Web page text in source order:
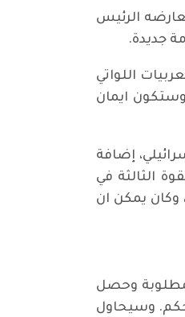
الرئيس
جديدة.
العربيات اللواتي
الاحزاب اليهودية، وستكون ايمان
إضافة
عدد مقاعدها من 13 الى 15 مقعدا، وتصبح القوة الثالثة في
إطار القائمة المشتركة، وكان يمكن ان
المطلوبة وحصل
من العودة الى سدة الحكم. وسيحاول